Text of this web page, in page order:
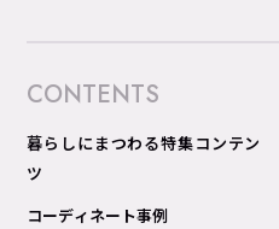
CONTENTS
暮らしにまつわる特集コンテン
ツ
コーディネート事例